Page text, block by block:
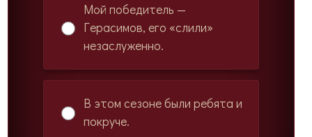
Мой победитель —
Герасимов, его «слили»
незаслуженно.
В этом сезоне были ребята и
покруче.